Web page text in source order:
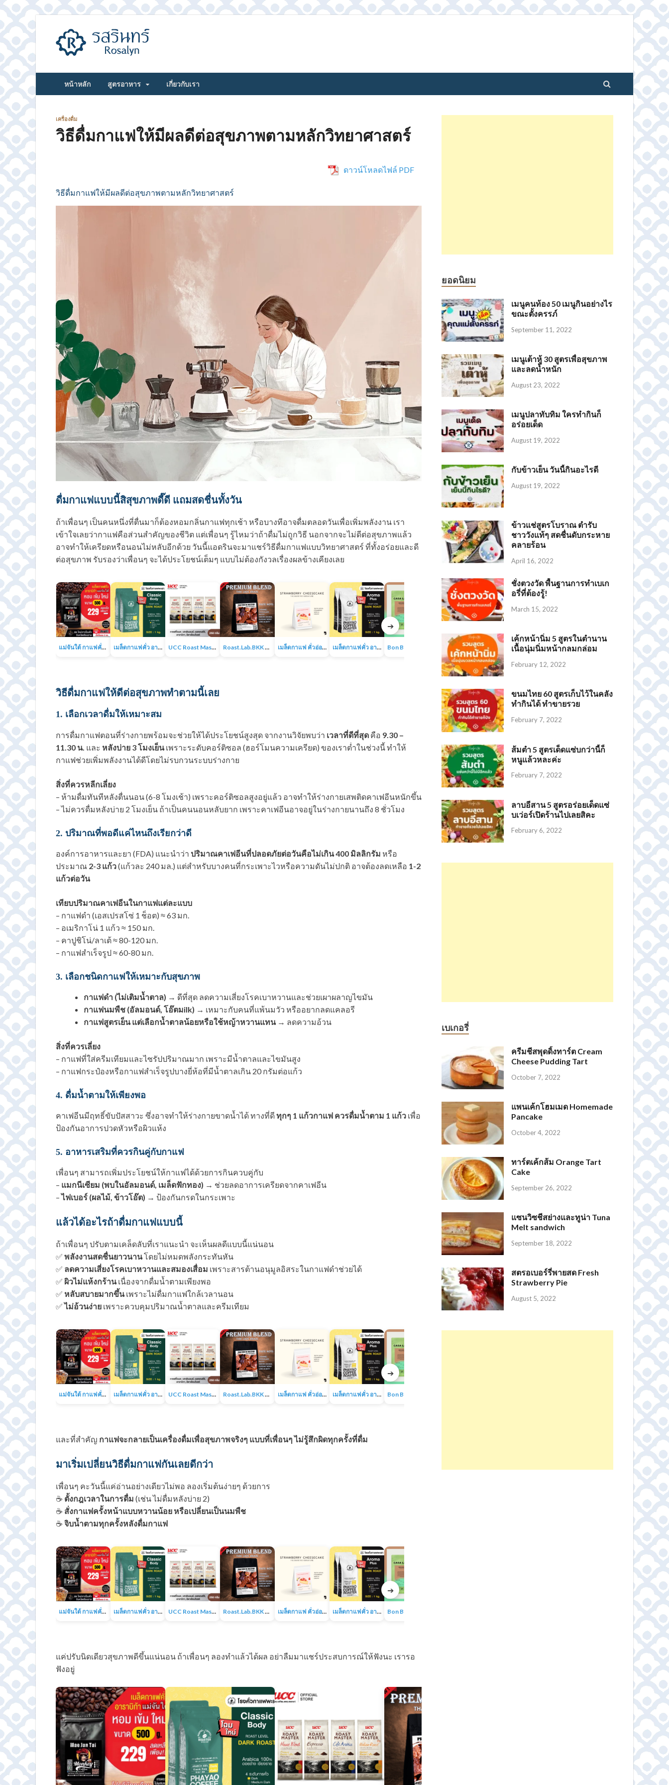
หน้าหลัก สูตรอาหาร เกี่ยวกับเรา
เครื่องดื่ม
วิธีดื่มกาแฟให้มีผลดีต่อสุขภาพตามหลักวิทยาศาสตร์
ดาวน์โหลดไฟล์ PDF
วิธีดื่มกาแฟให้มีผลดีต่อสุขภาพตามหลักวิทยาศาสตร์
ดื่มกาแฟแบบนี้สิสุขภาพดี๊ดี แถมสดชื่นทั้งวัน
ถ้าเพื่อนๆ เป็นคนหนึ่งที่ตื่นมาก็ต้องหอมกลิ่นกาแฟทุกเช้า หรือบางทีอาจดื่มตลอดวันเพื่อเพิ่มพลังงาน เรา
เข้าใจเลยว่ากาแฟคือส่วนสำคัญของชีวิต แต่เพื่อนๆ รู้ไหมว่าถ้าดื่มไม่ถูกวิธี นอกจากจะไม่ดีต่อสุขภาพแล้ว
อาจทำให้เครียดหรือนอนไม่หลับอีกด้วย วันนี้แอดรินจะมาแชร์วิธีดื่มกาแฟแบบวิทยาศาสตร์ ที่ทั้งอร่อยและดี
ต่อสุขภาพ รับรองว่าเพื่อนๆ จะได้ประโยชน์เต็มๆ แบบไม่ต้องกังวลเรื่องผลข้างเคียงเลย
แม่จันใต้ กาแฟคั่ว หอม เข้ม เมล็ดกาแฟคั่ว อาราบิก้า 100% 1KG UCC Roast Master กาแฟคั่วบด 250 ก. Roast.Lab.BKK Premium Blend เมล็ดกาแฟพรีเมียมเบลน เมล็ดกาแฟ คั่วอ่อน – Strawberry Cheesecake The Baristro Signature เมล็ดกาแฟคั่ว อาราบิก้า 100% ขนาด 1KG ปางขอน Honey Process เมล็ดกาแฟ โคลัมเบีย – Colombia Coffee Bean RoastLabBkk เมล็ดกาแฟคั่ว Dark Roast เกรดพรีเมี่ยม Ethiopia lily coffee เมล็ดกาแฟคั่ว บอดี้หนักแน่น หอมฟุ้ง
➔
วิธีดื่มกาแฟให้ดีต่อสุขภาพทำตามนี้เลย
1. เลือกเวลาดื่มให้เหมาะสม
การดื่มกาแฟตอนที่ร่างกายพร้อมจะช่วยให้ได้ประโยชน์สูงสุด จากงานวิจัยพบว่า เวลาที่ดีที่สุด คือ 9.30 –
11.30 น. และ หลังบ่าย 3 โมงเย็นเพราะระดับคอร์ติซอล (ฮอร์โมนความเครียด) ของเราต่ำในช่วงนี้ ทำให้
กาแฟช่วยเพิ่มพลังงานได้ดีโดยไม่รบกวนระบบร่างกาย
สิ่งที่ควรหลีกเลี่ยง
– ห้ามดื่มทันทีหลังตื่นนอน (6-8 โมงเช้า) เพราะคอร์ติซอลสูงอยู่แล้ว อาจทำให้ร่างกายเสพติดคาเฟอีนหนักขึ้น
– ไม่ควรดื่มหลังบ่าย 2 โมงเย็น ถ้าเป็นคนนอนหลับยาก เพราะคาเฟอีนอาจอยู่ในร่างกายนานถึง 8 ชั่วโมง
2. ปริมาณที่พอดีแค่ไหนถึงเรียกว่าดี
องค์การอาหารและยา (FDA) แนะนำว่า ปริมาณคาเฟอีนที่ปลอดภัยต่อวันคือไม่เกิน 400 มิลลิกรัม หรือ
ประมาณ 2-3 แก้ว(แก้วละ 240 มล.) แต่สำหรับบางคนที่กระเพาะไวหรือความดันไม่ปกติ อาจต้องลดเหลือ 1-2
แก้วต่อวัน
เทียบปริมาณคาเฟอีนในกาแฟแต่ละแบบ
– กาแฟดำ (เอสเปรสโซ่ 1 ช็อต) ≈ 63 มก.
– อเมริกาโน่ 1 แก้ว ≈ 150 มก.
– คาปูชิโน่/ลาเต้ ≈ 80-120 มก.
– กาแฟสำเร็จรูป ≈ 60-80 มก.
3. เลือกชนิดกาแฟให้เหมาะกับสุขภาพ
กาแฟดำ (ไม่เติมน้ำตาล) → ดีที่สุด ลดความเสี่ยงโรคเบาหวานและช่วยเผาผลาญไขมัน
กาแฟนมพืช (อัลมอนด์, โอ๊ตมilk) → เหมาะกับคนที่แพ้นมวัว หรืออยากลดแคลอรี
กาแฟสูตรเย็น แต่เลือกน้ำตาลน้อยหรือใช้หญ้าหวานแทน→ ลดความอ้วน
สิ่งที่ควรเลี่ยง
– กาแฟที่ใส่ครีมเทียมและไซรัปปริมาณมาก เพราะมีน้ำตาลและไขมันสูง
– กาแฟกระป๋องหรือกาแฟสำเร็จรูปบางยี่ห้อที่มีน้ำตาลเกิน 20 กรัมต่อแก้ว
4. ดื่มน้ำตามให้เพียงพอ
คาเฟอีนมีฤทธิ์ขับปัสสาวะ ซึ่งอาจทำให้ร่างกายขาดน้ำได้ ทางที่ดีทุกๆ 1 แก้วกาแฟ ควรดื่มน้ำตาม 1 แก้ว เพื่อ
ป้องกันอาการปวดหัวหรือผิวแห้ง
5. อาหารเสริมที่ควรกินคู่กับกาแฟ
เพื่อนๆ สามารถเพิ่มประโยชน์ให้กาแฟได้ด้วยการกินควบคู่กับ
– แมกนีเซียม (พบในอัลมอนด์, เมล็ดฟักทอง) → ช่วยลดอาการเครียดจากคาเฟอีน
–ไฟเบอร์ (ผลไม้, ข้าวโอ๊ต) → ป้องกันกรดในกระเพาะ
แล้วได้อะไรถ้าดื่มกาแฟแบบนี้
ถ้าเพื่อนๆ ปรับตามเคล็ดลับที่เราแนะนำ จะเห็นผลดีแบบนี้แน่นอน
✅ พลังงานสดชื่นยาวนานโดยไม่หมดพลังกระทันหัน
✅ ลดความเสี่ยงโรคเบาหวานและสมองเสื่อม เพราะสารต้านอนุมูลอิสระในกาแฟดำช่วยได้
✅ ผิวไม่แห้งกร้านเนื่องจากดื่มน้ำตามเพียงพอ
✅ หลับสบายมากขึ้นเพราะไม่ดื่มกาแฟใกล้เวลานอน
✅ไม่อ้วนง่าย เพราะควบคุมปริมาณน้ำตาลและครีมเทียม
แม่จันใต้ กาแฟคั่ว หอม เข้ม เมล็ดกาแฟคั่ว อาราบิก้า 100% 1KG UCC Roast Master กาแฟคั่วบด 250 ก. Roast.Lab.BKK Premium Blend เมล็ดกาแฟพรีเมียมเบลน เมล็ดกาแฟ คั่วอ่อน – Strawberry Cheesecake The Baristro Signature เมล็ดกาแฟคั่ว อาราบิก้า 100% ขนาด 1KG Ethiopia lily coffee เมล็ดกาแฟคั่ว บอดี้หนักแน่น หอมฟุ้ง
➔
และที่สำคัญ กาแฟจะกลายเป็นเครื่องดื่มเพื่อสุขภาพจริงๆ แบบที่เพื่อนๆ ไม่รู้สึกผิดทุกครั้งที่ดื่ม
มาเริ่มเปลี่ยนวิธีดื่มกาแฟกันเลยดีกว่า
เพื่อนๆ คะวันนี้แค่อ่านอย่างเดียวไม่พอ ลองเริ่มต้นง่ายๆ ด้วยการ
☕ ตั้งกฎเวลาในการดื่ม (เช่น ไม่ดื่มหลังบ่าย 2)
☕ สั่งกาแฟครั้งหน้าแบบหวานน้อย หรือเปลี่ยนเป็นนมพืช
☕ จิบน้ำตามทุกครั้งหลังดื่มกาแฟ
แม่จันใต้ กาแฟคั่ว หอม เข้ม เมล็ดกาแฟคั่ว อาราบิก้า 100% 1KG UCC Roast Master กาแฟคั่วบด 250 ก. Roast.Lab.BKK Premium Blend เมล็ดกาแฟพรีเมียมเบลน เมล็ดกาแฟ คั่วอ่อน – Strawberry Cheesecake The Baristro Signature เมล็ดกาแฟคั่ว อาราบิก้า 100% ขนาด 1KG Ethiopia lily coffee เมล็ดกาแฟคั่ว บอดี้หนักแน่น หอมฟุ้ง
➔
แค่ปรับนิดเดียวสุขภาพดีขึ้นแน่นอน ถ้าเพื่อนๆ ลองทำแล้วได้ผล อย่าลืมมาแชร์ประสบการณ์ให้ฟังนะ เรารอ
ฟังอยู่
ยอดนิยม
เมนูคนท้อง 50 เมนูกินอย่างไร
ขณะตั้งครรภ์
September 11, 2022
เมนูเต้าหู้ 30 สูตรเพื่อสุขภาพ
และลดน้ำหนัก
August 23, 2022
เมนูปลาทับทิม ใครทำกินก็
อร่อยเด็ด
August 19, 2022
กับข้าวเย็น วันนี้กินอะไรดี
August 19, 2022
ข้าวแช่สูตรโบราณ ตำรับ
ชาววังแท้ๆ สดชื่นดับกระหาย
คลายร้อน
April 16, 2022
ชั่งตวงวัด พื้นฐานการทำเบเก
อรี่ที่ต้องรู้!
March 15, 2022
เค้กหน้านิ่ม 5 สูตรในตำนาน
เนื้อนุ่มนิ่มหน้ากลมกล่อม
February 12, 2022
ขนมไทย 60 สูตรเก็บไว้ในคลัง
ทำกินได้ ทำขายรวย
February 7, 2022
ส้มตำ 5 สูตรเด็ดแซ่บกว่านี้ก็
หนูแล้วหละค่ะ
February 7, 2022
ลาบอีสาน 5 สูตรอร่อยเด็ดแซ่
บเว่อร์เปิดร้านไปเลยสิคะ
February 6, 2022
เบเกอรี่
ครีมชีสพุดดิ้งทาร์ต Cream
Cheese Pudding Tart
October 7, 2022
แพนเค้กโฮมเมด Homemade
Pancake
October 4, 2022
ทาร์ตเค้กส้ม Orange Tart
Cake
September 26, 2022
แซนวิซชีสย่างและทูน่า Tuna
Melt sandwich
September 18, 2022
สตรอเบอร์รี่พายสด Fresh
Strawberry Pie
August 5, 2022